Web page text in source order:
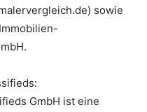
sowie
GmbH ist eine